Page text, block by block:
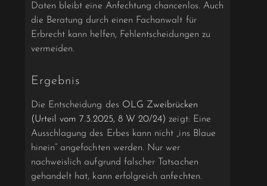
Daten bleibt eine Anfechtung chancenlos. Auch
die Beratung durch einen Fachanwalt für
Erbrecht kann helfen, Fehlentscheidungen zu
vermeiden.
Ergebnis
Die Entscheidung des OLG Zweibrücken
(Urteil vom 7.3.2025, 8 W 20/24) zeigt: Eine
Ausschlagung des Erbes kann nicht „ins Blaue
hinein“ angefochten werden. Nur wer
nachweislich aufgrund falscher Tatsachen
gehandelt hat, kann erfolgreich anfechten.